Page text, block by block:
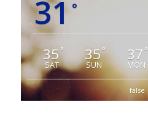
31 °
35°
SAT
35°
SUN
37 °
MON
false